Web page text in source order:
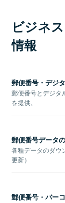
ビジネ
情報
郵便番号・デジ
郵便番号とデジタ
を提供。
郵便番号データ
各種データのダウ
更新）
郵便番号・バー